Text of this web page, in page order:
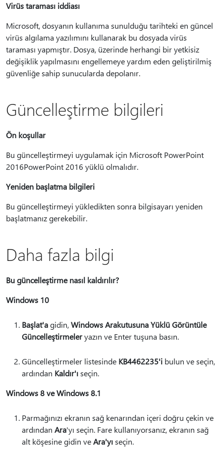
Virüs taraması iddiası
Microsoft, dosyanın kullanıma sunulduğu tarihteki en güncel
virüs algılama yazılımını kullanarak bu dosyada virüs
taraması yapmıştır. Dosya, üzerinde herhangi bir yetkisiz
değişiklik yapılmasını engellemeye yardım eden geliştirilmiş
güvenliğe sahip sunucularda depolanır.
Güncelleştirme bilgileri
Ön koşullar
Bu güncelleştirmeyi uygulamak için Microsoft PowerPoint
2016PowerPoint 2016 yüklü olmalıdır.
Yeniden başlatma bilgileri
Bu güncelleştirmeyi yükledikten sonra bilgisayarı yeniden
başlatmanız gerekebilir.
Daha fazla bilgi
Bu güncelleştirme nasıl kaldırılır?
Windows 10
Başlat'agidin,Windows Arakutusuna Yüklü Görüntüle
Güncelleştirmeleryazın ve Enter tuşuna basın.
Güncelleştirmeler listesinde KB4462235'i bulun ve seçin,
ardından Kaldır'ıseçin.
Windows 8 ve Windows 8.1
Parmağınızı ekranın sağ kenarından içeri doğru çekin ve
ardından Ara'yı seçin. Fare kullanıyorsanız, ekranın sağ
alt köşesine gidin veAra'yıseçin.